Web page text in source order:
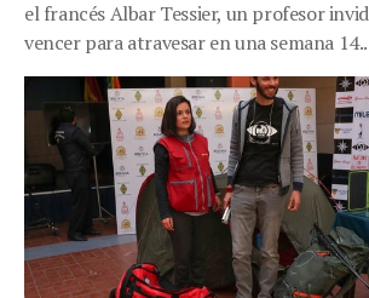
el francés Albar Tessier, un profesor
vencer para atravesar en una semana